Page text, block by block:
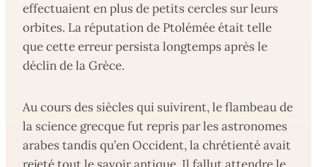
effectuaient en plus de petits cercles sur leurs
orbites. La réputation de Ptolémée était telle
que cette erreur persista longtemps après le
déclin de la Grèce.
Au cours des siècles qui suivirent, le flambeau de
la science grecque fut repris par les astronomes
arabes tandis qu’en Occident, la chrétienté avait